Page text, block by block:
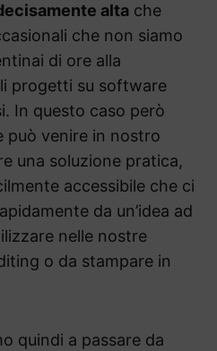
alta che
che non siamo
di ore alla
progetti su software
In questo caso però
può venire in nostro
una soluzione pratica,
accessibile che ci
da un’idea ad
nelle nostre
o da stampare in
quindi a passare da